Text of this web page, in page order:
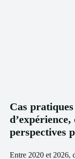
Cas
perspectives
Entre 2020 et 2026,